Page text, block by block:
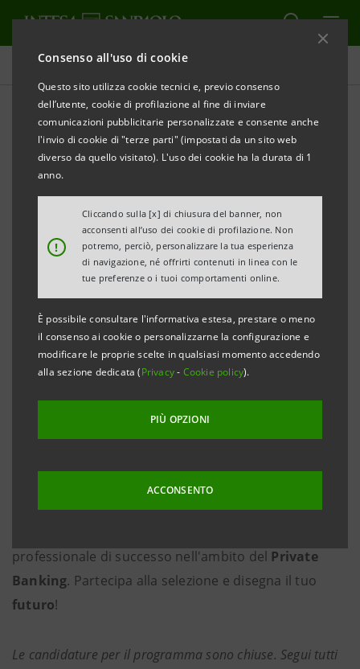
Consenso all'uso di cookie
Questo sito utilizza cookie tecnici e, previo consenso
dell’utente, cookie di profilazione al fine di inviare
comunicazioni pubblicitarie personalizzate e consente anche
l'invio di cookie di "terze parti" (impostati da un sito web
diverso da quello visitato). L'uso dei cookie ha la durata di 1
anno.
!
Cliccando sulla [x] di chiusura del banner, non
acconsenti all’uso dei cookie di profilazione. Non
potremo, perciò, personalizzare la tua esperienza
di navigazione, né offrirti contenuti in linea con le
tue preferenze o i tuoi comportamenti online.
È possibile consultare l'informativa estesa, prestare o meno
il consenso ai cookie o personalizzarne la configurazione e
modificare le proprie scelte in qualsiasi momento accedendo
alla sezione dedicata (Privacy- Cookie policy).
PIÙ OPZIONI
ACCONSENTO
International Graduate Program
Z Private Generation
STAMPA AGGIORNA
Intesa Sanpaolo Private Bankingcerca nuovi talenti
per la sesta edizione di
Z Private
Generation :unviaggio professionaleche,
attraverso un percorso di crescita definito e
ingaggiante, ha l’obiettivo divalorizzareil tuo
contratto a tempo indeterminato
unapreparazionespecialistica,tutorshiperotazioni
professionale di successo nell'ambito del Private
Banking. Partecipa alla selezione e disegna il tuo
futuro!
Le candidature per il programma sono chiuse. Segui tutti